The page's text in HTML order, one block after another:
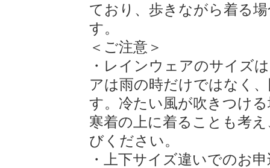
ており、歩きながら着る
す。
＜ご注意＞
・レインウェアのサイズ
アは雨の時だけではなく
す。冷たい風が吹きつけ
寒着の上に着ることも考
びください。
・上下サイズ違いでのお